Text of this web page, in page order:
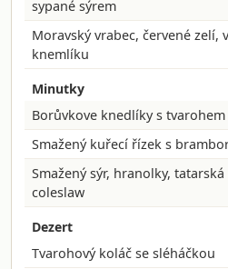
sypané sýrem
Moravský vrabec, červené zelí,
knemlíku
Minutky
Borůvkove knedlíky s
Smažený kuřecí řízek s
Smažený sýr, hranolky,
coleslaw
Dezert
Tvarohový koláč se sléháčkou